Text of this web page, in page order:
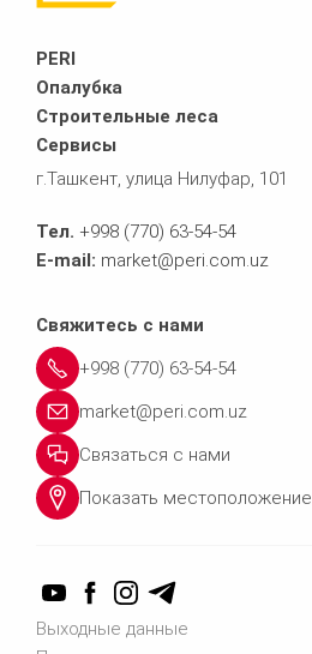
PERI
Опалубка
Строительные леса
Сервисы
г.Ташкент, улица Нилуфар, 101
Тел. +998 (770) 63-54-54
E-mail: market@peri.com.uz
Свяжитесь с нами
+998 (770) 63-54-54
market@peri.com.uz
Связаться с нами
Показать местоположение
Выходные данные